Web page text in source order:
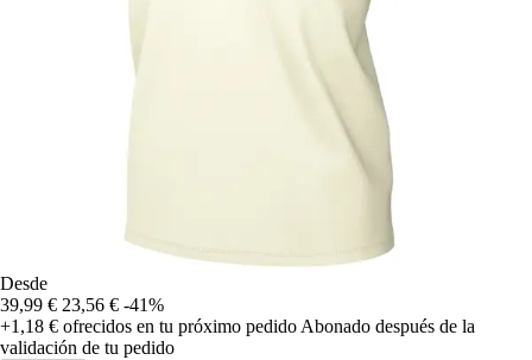
Desde
39,99 € 23,56 € -41%
+1,18 € ofrecidos en tu próximo pedido Abonado después de la
validación de tu pedido